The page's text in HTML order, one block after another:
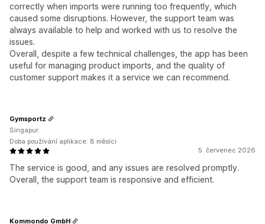
correctly when imports were running too frequently, which
caused some disruptions. However, the support team was
always available to help and worked with us to resolve the
issues.
Overall, despite a few technical challenges, the app has been
useful for managing product imports, and the quality of
customer support makes it a service we can recommend.
5. červenec 2026
The service is good, and any issues are resolved promptly.
Overall, the support team is responsive and efficient.
Gymsportz
Singapur
Doba používání aplikace: 8 měsíci
Kommondo GmbH